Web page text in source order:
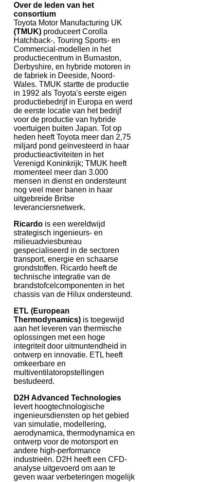
Over de leden van het
consortium
Toyota Motor Manufacturing UK
(TMUK) produceert Corolla
Hatchback-, Touring Sports- en
Commercial-modellen in het
productiecentrum in Burnaston,
Derbyshire, en hybride motoren in
de fabriek in Deeside, Noord-
Wales. TMUK startte de productie
in 1992 als Toyota's eerste eigen
productiebedrijf in Europa en werd
de eerste locatie van het bedrijf
voor de productie van hybride
voertuigen buiten Japan. Tot op
heden heeft Toyota meer dan 2,75
miljard pond geïnvesteerd in haar
productieactiviteiten in het
Verenigd Koninkrijk; TMUK heeft
momenteel meer dan 3.000
mensen in dienst en ondersteunt
nog veel meer banen in haar
uitgebreide Britse
leveranciersnetwerk.
Ricardo is een wereldwijd
strategisch ingenieurs- en
milieuadviesbureau
gespecialiseerd in de sectoren
transport, energie en schaarse
grondstoffen. Ricardo heeft de
technische integratie van de
brandstofcelcomponenten in het
chassis van de Hilux ondersteund.
ETL (European
Thermodynamics) is toegewijd
aan het leveren van thermische
oplossingen met een hoge
integriteit door uitmuntendheid in
ontwerp en innovatie. ETL heeft
omkeerbare en
multiventilatoropstellingen
bestudeerd.
D2H Advanced Technologies
levert hoogtechnologische
ingenieursdiensten op het gebied
van simulatie, modellering,
aerodynamica, thermodynamica en
ontwerp voor de motorsport en
andere high-performance
industrieën. D2H heeft een CFD-
analyse uitgevoerd om aan te
geven waar verbeteringen mogelijk